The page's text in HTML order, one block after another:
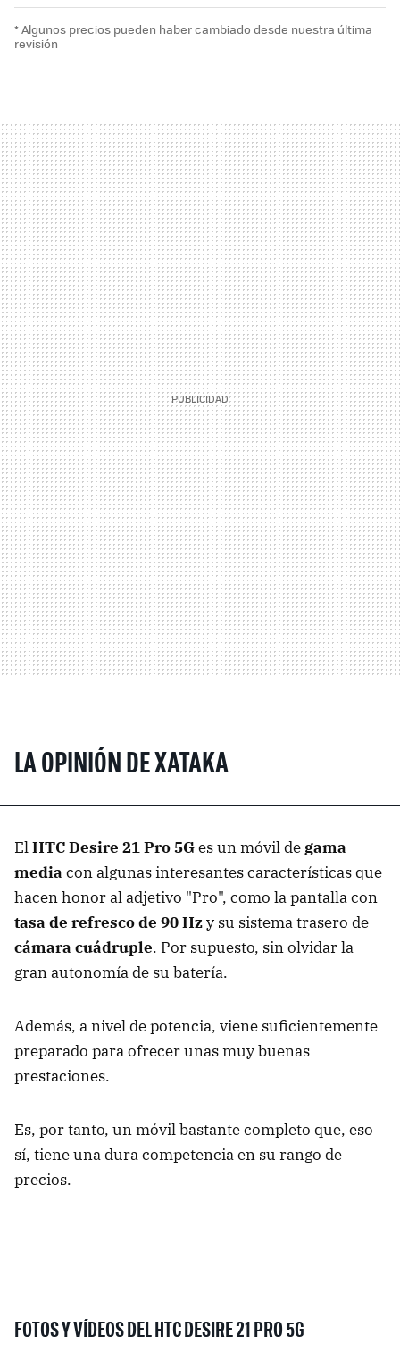
* Algunos precios pueden haber cambiado desde nuestra última
revisión
LA OPINIÓN DE XATAKA
ElHTC Desire 21 Pro 5Ges un móvil de gama
media con algunas interesantes características que
hacen honor al adjetivo "Pro", como la pantalla con
tasa de refresco de 90 Hzy su sistema trasero de
cámara cuádruple. Por supuesto, sin olvidar la
gran autonomía de su batería.
Además, a nivel de potencia, viene suficientemente
preparado para ofrecer unas muy buenas
prestaciones.
Es, por tanto, un móvil bastante completo que, eso
sí, tiene una dura competencia en su rango de
precios.
FOTOS Y VÍDEOS DEL HTC DESIRE 21 PRO 5G